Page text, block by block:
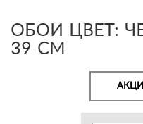
ОБОИ ЦВЕТ:
39 СМ